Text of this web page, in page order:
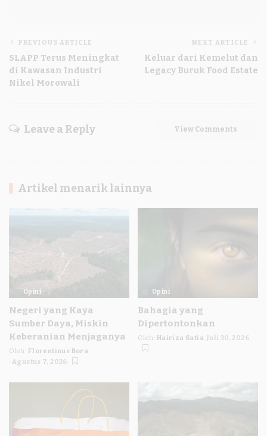
PREVIOUS ARTICLE
SLAPP Terus Meningkat
di Kawasan Industri
Nikel Morowali
NEXT ARTICLE
Keluar dari Kemelut dan
Legacy Buruk Food Estate
Leave a Reply View Comments
Artikel menarik lainnya
Opini
Negeri yang Kaya
Sumber Daya, Miskin
Keberanian Menjaganya
Posted
by
Oleh: Florentinus Bora
Agustus 7, 2026
Opini
Bahagia yang
Dipertontonkan
Posted
by
Oleh: Hairiza Satia Juli 30, 2026